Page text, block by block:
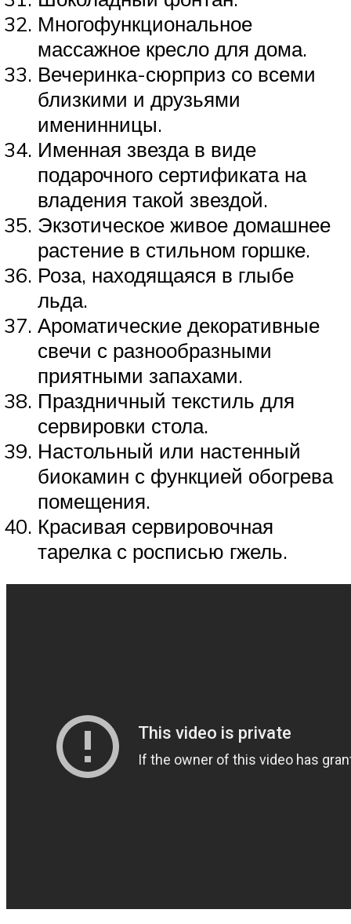
Многофункциональное
массажное кресло для дома.
Вечеринка-сюрприз со всеми
близкими и друзьями
именинницы.
Именная звезда в виде
подарочного сертификата на
владения такой звездой.
Экзотическое живое домашнее
растение в стильном горшке.
Роза, находящаяся в глыбе
льда.
Ароматические декоративные
свечи с разнообразными
приятными запахами.
Праздничный текстиль для
сервировки стола.
Настольный или настенный
биокамин с функцией обогрева
помещения.
Красивая сервировочная
тарелка с росписью гжель.